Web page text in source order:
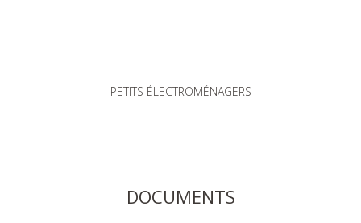
PETITS ÉLECTROMÉNAGERS
DOCUMENTS